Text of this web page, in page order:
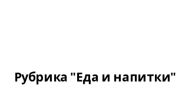
Рубрика "Еда и напитки"